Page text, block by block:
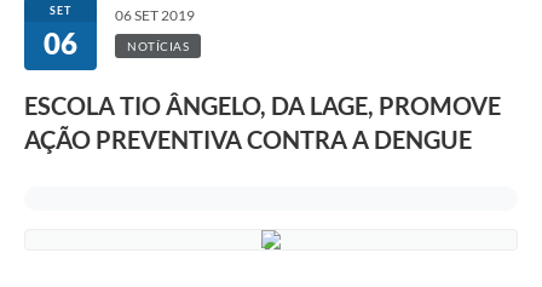
SET
06
06 SET 2019
NOTÍCIAS
ESCOLA TIO ÂNGELO, DA LAGE, PROMOVE
AÇÃO PREVENTIVA CONTRA A DENGUE